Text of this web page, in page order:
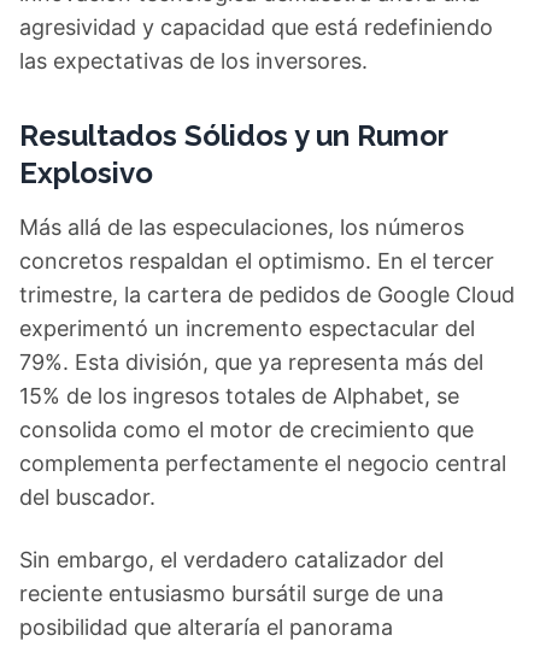
agresividad y capacidad que está redefiniendo
las expectativas de los inversores.
Resultados Sólidos y un Rumor
Explosivo
Más allá de las especulaciones, los números
concretos respaldan el optimismo. En el tercer
trimestre, la cartera de pedidos de Google Cloud
experimentó un incremento espectacular del
79%. Esta división, que ya representa más del
15% de los ingresos totales de Alphabet, se
consolida como el motor de crecimiento que
complementa perfectamente el negocio central
del buscador.
Sin embargo, el verdadero catalizador del
reciente entusiasmo bursátil surge de una
posibilidad que alteraría el panorama